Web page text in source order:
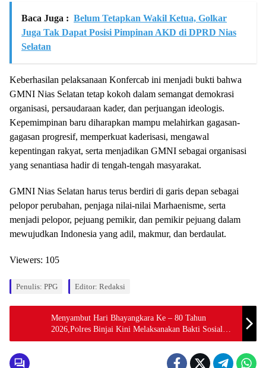
Baca Juga : Belum Tetapkan Wakil Ketua, Golkar
Juga Tak Dapat Posisi Pimpinan AKD di DPRD Nias
Selatan
Keberhasilan pelaksanaan Konfercab ini menjadi bukti bahwa
GMNI Nias Selatan tetap kokoh dalam semangat demokrasi
organisasi, persaudaraan kader, dan perjuangan ideologis.
Kepemimpinan baru diharapkan mampu melahirkan gagasan-
gagasan progresif, memperkuat kaderisasi, mengawal
kepentingan rakyat, serta menjadikan GMNI sebagai organisasi
yang senantiasa hadir di tengah-tengah masyarakat.
GMNI Nias Selatan harus terus berdiri di garis depan sebagai
pelopor perubahan, penjaga nilai-nilai Marhaenisme, serta
menjadi pelopor, pejuang pemikir, dan pemikir pejuang dalam
mewujudkan Indonesia yang adil, makmur, dan berdaulat.
Viewers: 105
Penulis: PPG Editor: Redaksi
Menyambut Hari Bhayangkara Ke – 80 Tahun
2026,Polres Binjai Kini Melaksanakan Bakti Sosial
Dengan Menghadiri PMI Kota Binjai.